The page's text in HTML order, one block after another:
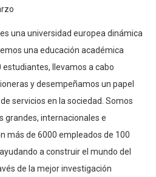
una universidad europea dinámica
una educación académica
llevamos a cabo
y desempeñamos un papel
servicios en la sociedad. Somos
grandes, internacionales e
más de 6000 empleados de 100
a construir el mundo del
de la mejor investigación